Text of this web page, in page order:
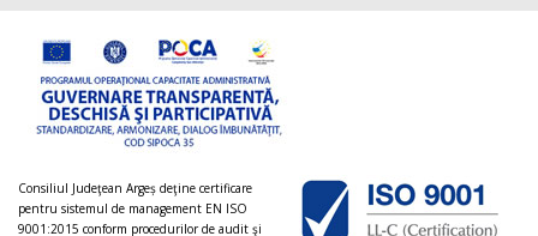
Consiliul Judeţean Argeș deţine certificare
pentru sistemul de management EN ISO
9001:2015 conform procedurilor de audit şi